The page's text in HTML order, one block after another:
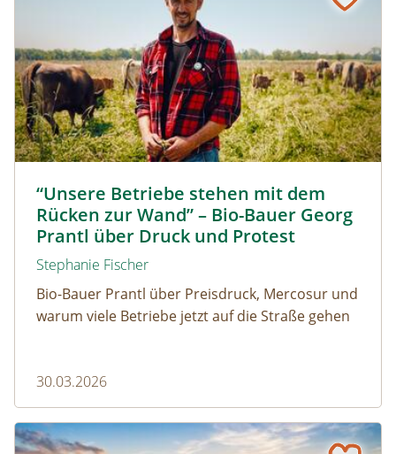
“Unsere Betriebe stehen mit dem
Rücken zur Wand” – Bio-Bauer Georg
Prantl über Druck und Protest
Stephanie Fischer
Bio-Bauer Prantl über Preisdruck, Mercosur und
warum viele Betriebe jetzt auf die Straße gehen
30.03.2026
Die schönsten Wanderungen im Herbst